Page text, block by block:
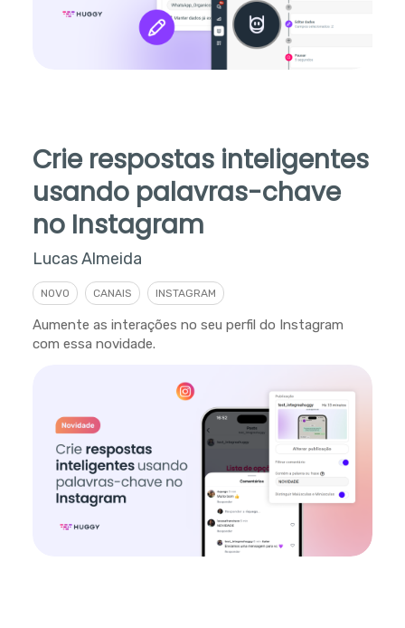
Crie respostas inteligentes
usando palavras-chave
no Instagram
Lucas Almeida
NOVO CANAIS INSTAGRAM
Aumente as interações no seu perfil do Instagram
com essa novidade.